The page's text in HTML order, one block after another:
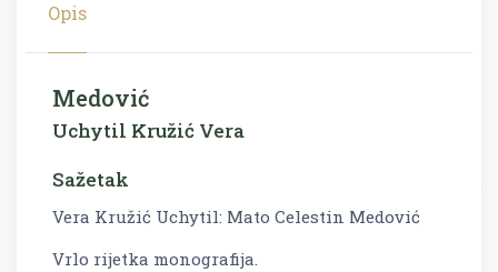
Opis
Medović
Uchytil Kružić Vera
Sažetak
Vera Kružić Uchytil: Mato Celestin Medović
Vrlo rijetka monografija.